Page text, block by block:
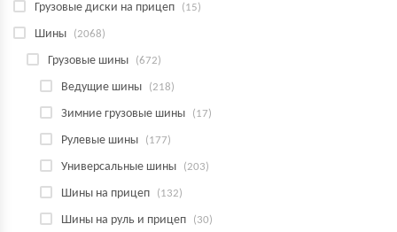
Грузовые диски на прицеп (15)
Шины (2068)
Грузовые шины (672)
Ведущие шины (218)
Зимние грузовые шины (17)
Рулевые шины (177)
Универсальные шины (203)
Шины на прицеп (132)
Шины на руль и прицеп (30)